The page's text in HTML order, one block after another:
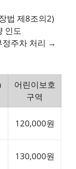
법 제8조의2)
인도
정주차 처리 →
어린이보호
구역
120,000원
130,000원